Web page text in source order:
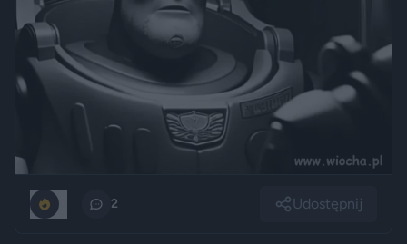
2 Udostępnij